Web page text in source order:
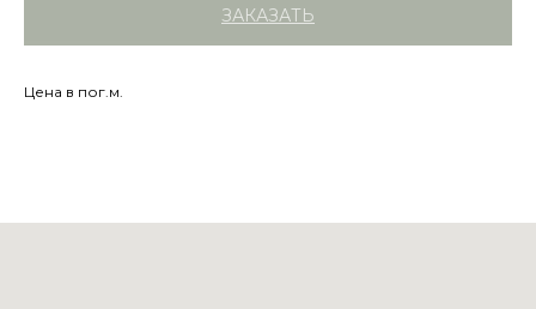
ЗАКАЗАТЬ
Цена в пог.м.